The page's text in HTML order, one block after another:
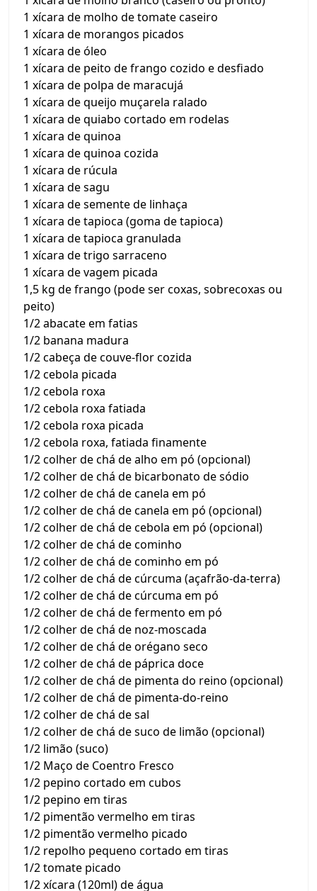
1 xícara de molho de tomate caseiro
1 xícara de morangos picados
1 xícara de óleo
1 xícara de peito de frango cozido e desfiado
1 xícara de polpa de maracujá
1 xícara de queijo muçarela ralado
1 xícara de quiabo cortado em rodelas
1 xícara de quinoa
1 xícara de quinoa cozida
1 xícara de rúcula
1 xícara de sagu
1 xícara de semente de linhaça
1 xícara de tapioca (goma de tapioca)
1 xícara de tapioca granulada
1 xícara de trigo sarraceno
1 xícara de vagem picada
1,5 kg de frango (pode ser coxas, sobrecoxas ou
peito)
1/2 abacate em fatias
1/2 banana madura
1/2 cabeça de couve-flor cozida
1/2 cebola picada
1/2 cebola roxa
1/2 cebola roxa fatiada
1/2 cebola roxa picada
1/2 cebola roxa, fatiada finamente
1/2 colher de chá de alho em pó (opcional)
1/2 colher de chá de bicarbonato de sódio
1/2 colher de chá de canela em pó
1/2 colher de chá de canela em pó (opcional)
1/2 colher de chá de cebola em pó (opcional)
1/2 colher de chá de cominho
1/2 colher de chá de cominho em pó
1/2 colher de chá de cúrcuma (açafrão-da-terra)
1/2 colher de chá de cúrcuma em pó
1/2 colher de chá de fermento em pó
1/2 colher de chá de noz-moscada
1/2 colher de chá de orégano seco
1/2 colher de chá de páprica doce
1/2 colher de chá de pimenta do reino (opcional)
1/2 colher de chá de pimenta-do-reino
1/2 colher de chá de sal
1/2 colher de chá de suco de limão (opcional)
1/2 limão (suco)
1/2 Maço de Coentro Fresco
1/2 pepino cortado em cubos
1/2 pepino em tiras
1/2 pimentão vermelho em tiras
1/2 pimentão vermelho picado
1/2 repolho pequeno cortado em tiras
1/2 tomate picado
1/2 xícara (120ml) de água